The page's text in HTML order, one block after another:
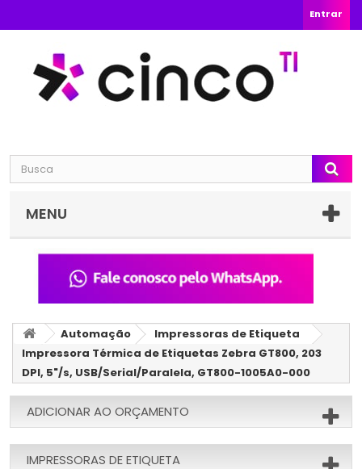
Entrar
MENU
Automação
Impressoras de Etiqueta
Impressora Térmica de Etiquetas Zebra GT800, 203
DPI, 5"/s, USB/Serial/Paralela, GT800-1005A0-000
ADICIONAR AO ORÇAMENTO
IMPRESSORAS DE ETIQUETA